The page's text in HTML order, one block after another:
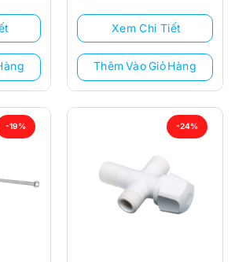
là:
108.000 ₫.
tại
76.000 ₫.
Xem Chi Tiết
Thêm Vào Giỏ Hàng
-19% -24%